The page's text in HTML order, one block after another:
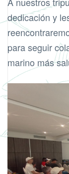
dedicación y
para seguir
marino más